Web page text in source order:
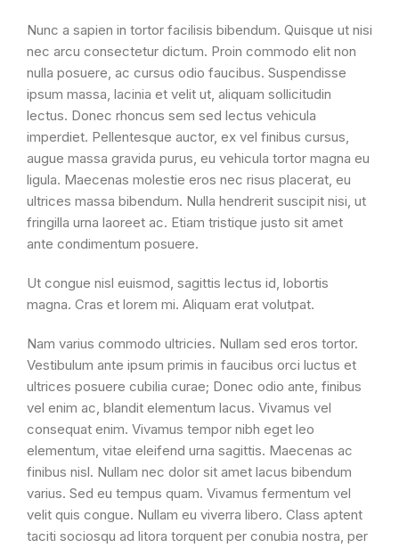
Nunc a sapien in tortor facilisis bibendum. Quisque ut nisi
nec arcu consectetur dictum. Proin commodo elit non
nulla posuere, ac cursus odio faucibus. Suspendisse
ipsum massa, lacinia et velit ut, aliquam sollicitudin
lectus. Donec rhoncus sem sed lectus vehicula
imperdiet. Pellentesque auctor, ex vel finibus cursus,
augue massa gravida purus, eu vehicula tortor magna eu
ligula. Maecenas molestie eros nec risus placerat, eu
ultrices massa bibendum. Nulla hendrerit suscipit nisi, ut
fringilla urna laoreet ac. Etiam tristique justo sit amet
ante condimentum posuere.
Ut congue nisl euismod, sagittis lectus id, lobortis
magna. Cras et lorem mi. Aliquam erat volutpat.
Nam varius commodo ultricies. Nullam sed eros tortor.
Vestibulum ante ipsum primis in faucibus orci luctus et
ultrices posuere cubilia curae; Donec odio ante, finibus
vel enim ac, blandit elementum lacus. Vivamus vel
consequat enim. Vivamus tempor nibh eget leo
elementum, vitae eleifend urna sagittis. Maecenas ac
finibus nisl. Nullam nec dolor sit amet lacus bibendum
varius. Sed eu tempus quam. Vivamus fermentum vel
velit quis congue. Nullam eu viverra libero. Class aptent
taciti sociosqu ad litora torquent per conubia nostra, per